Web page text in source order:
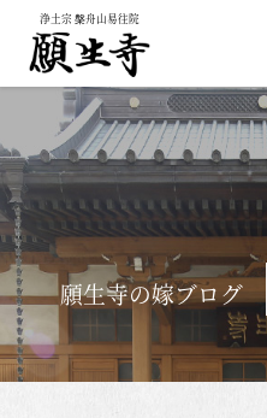
浄土宗 槃舟山易往院
願生寺の嫁ブログ